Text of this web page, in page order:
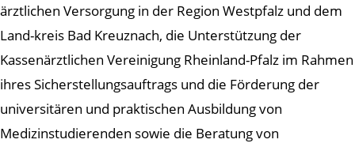
ärztlichen Versorgung in der Region Westpfalz und dem
Land-kreis Bad Kreuznach, die Unterstützung der
Kassenärztlichen Vereinigung Rheinland-Pfalz im Rahmen
ihres Sicherstellungsauftrags und die Förderung der
universitären und praktischen Ausbildung von
Medizinstudierenden sowie die Beratung von